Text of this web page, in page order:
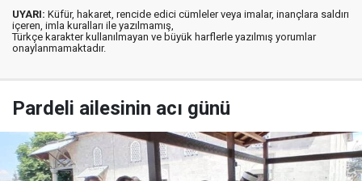
UYARI: Küfür, hakaret, rencide edici cümleler veya imalar, inançlara saldırı
içeren, imla kuralları ile yazılmamış,
Türkçe karakter kullanılmayan ve büyük harflerle yazılmış yorumlar
onaylanmamaktadır.
Pardeli ailesinin acı günü